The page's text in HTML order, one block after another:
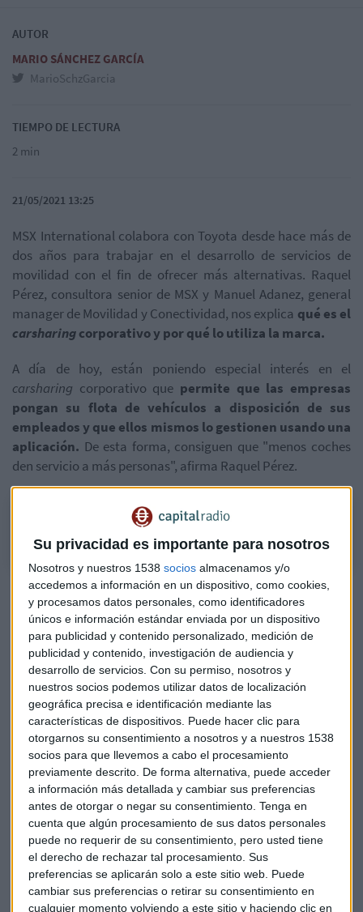
Su privacidad es importante para nosotros
Nosotros y nuestros 1538 socios almacenamos y/o
accedemos a información en un dispositivo, como cookies,
y procesamos datos personales, como identificadores
únicos e información estándar enviada por un dispositivo
para publicidad y contenido personalizado, medición de
publicidad y contenido, investigación de audiencia y
desarrollo de servicios. Con su permiso, nosotros y
nuestros socios podemos utilizar datos de localización
geográfica precisa e identificación mediante las
características de dispositivos. Puede hacer clic para
otorgarnos su consentimiento a nosotros y a nuestros 1538
socios para que llevemos a cabo el procesamiento
previamente descrito. De forma alternativa, puede acceder
a información más detallada y cambiar sus preferencias
antes de otorgar o negar su consentimiento. Tenga en
cuenta que algún procesamiento de sus datos personales
puede no requerir de su consentimiento, pero usted tiene
el derecho de rechazar tal procesamiento. Sus
preferencias se aplicarán solo a este sitio web. Puede
cambiar sus preferencias o retirar su consentimiento en
cualquier momento volviendo a este sitio y haciendo clic en
AUTOR
MARIO SÁNCHEZ GARCÍA
MarioSchzGarcia
TIEMPO DE LECTURA
2 min
21/05/2021 13:25
MSX International colabora con Toyota desde hace más de
dos años para trabajar en el desarrollo de servicios de
movilidad con el fin de ofrecer más alternativas. Raquel
Pérez, consultora senior de MSX y Manuel Adanez, general
manager de Movilidad y Conectividad, nos explica qué es el
carsharingcorporativo y por qué lo utiliza la marca.
A día de hoy, están poniendo especial interés en el
carsharing corporativo que permite que las empresas
pongan su flota de vehículos a disposición de sus
empleados y que ellos mismos lo gestionen usando una
aplicación. De esta forma, consiguen que "menos coches
den servicio a más personas", afirma Raquel Pérez.
Movilidad Sobre Ruedas - Qué es el carsharing corporativo
Manuel Adanez argumenta que "es un paso dentro de una
estrategia." Han empezado por el corporativo en vez de por
el público "por un tema de saturación". Afirma que
visto un hueco muy interesante en elcarsharing
empresas y que las mismas compañías lo están
demandando.
Qué les diferencia del resto
Raquel Pérez explica que al sercarsharingpara empresas
"está acotado a un número determinado de usuarios que, a
fin de cuentas, son compañeros de trabajo." Según la
consultora senior de MSX,esto hace que los automóviles
estén mucho más cuidados.Y añade que, además,todos
los vehículos son híbridosy eso "da una flexibilidad total
a la hora de realizar cualquier viaje."
Y apuestan porque esta flota de vehículos corporativos de